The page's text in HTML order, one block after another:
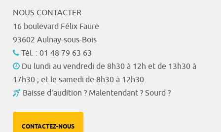
NOUS CONTACTER
16 boulevard Félix Faure
93602 Aulnay-sous-Bois
Tél. : 01 48 79 63 63
Du lundi au vendredi de 8h30 à 12h et de 13h30 à
17h30 ; et le samedi de 8h30 à 12h30.
Baisse d'audition ? Malentendant ? Sourd ?
CONTACTEZ-NOUS